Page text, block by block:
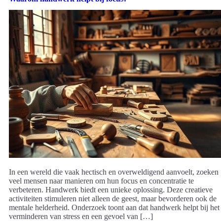
In een wereld die vaak hectisch en overweldigend aanvoelt, zoeken
veel mensen naar manieren om hun focus en concentratie te
verbeteren. Handwerk biedt een unieke oplossing. Deze creatieve
activiteiten stimuleren niet alleen de geest, maar bevorderen ook de
mentale helderheid. Onderzoek toont aan dat handwerk helpt bij het
verminderen van stress en een gevoel van […]